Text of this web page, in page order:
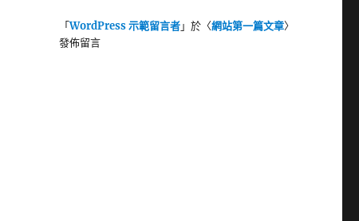
「WordPress 示範留言者」於〈網站第一篇文章〉
發佈留言